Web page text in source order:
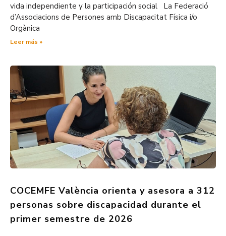
vida independiente y la participación social La Federació
d’Associacions de Persones amb Discapacitat Física i/o
Orgànica
Leer más »
COCEMFE València orienta y asesora a 312
personas sobre discapacidad durante el
primer semestre de 2026